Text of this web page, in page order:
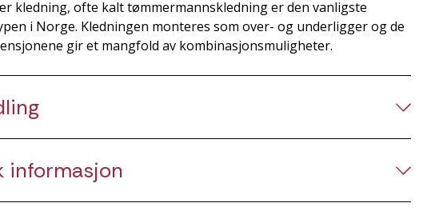
kledning, ofte kalt tømmermannskledning er den vanligste
i Norge. Kledningen monteres som over- og underligger og de
gir et mangfold av kombinasjonsmuligheter.
informasjon